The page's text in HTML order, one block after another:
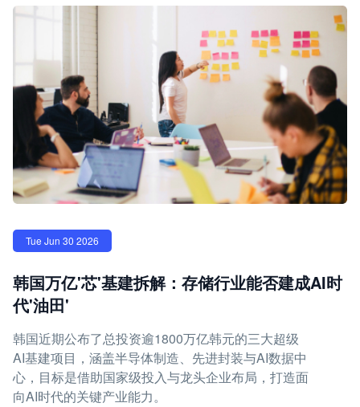
Tue Jun 30 2026
韩国万亿'芯'基建拆解：存储行业能否建成AI时
代'油田'
韩国近期公布了总投资逾1800万亿韩元的三大超级
AI基建项目，涵盖半导体制造、先进封装与AI数据中
心，目标是借助国家级投入与龙头企业布局，打造面
向AI时代的关键产业能力。